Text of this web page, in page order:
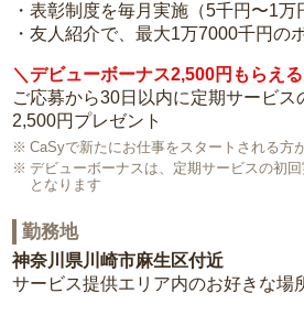
・表彰制度を毎月実施（5千円〜1万
・友人紹介で、最大1万7000千円の
＼デビューボーナス2,500円もらえ
ご応募から30日以内に定期サービス
2,500円プレゼント
CaSyで新たにお仕事をスタートされる方
デビューボーナスは、定期サービスの初
となります
勤務地
神奈川県川崎市麻生区付近
サービス提供エリア内のお好きな場